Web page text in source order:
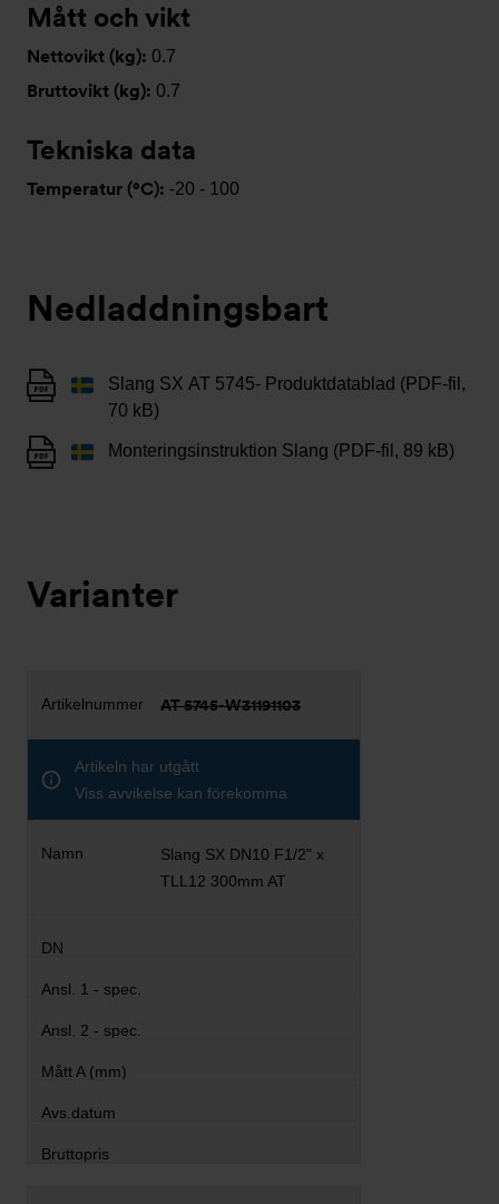
Mått och vikt
Nettovikt (kg): 0.7
Bruttovikt (kg): 0.7
Tekniska data
Temperatur (°C): -20 - 100
Nedladdningsbart
Slang SX AT 5745- Produktdatablad (PDF-fil,
70 kB)
Monteringsinstruktion Slang (PDF-fil, 89 kB)
Varianter
AT 5745-W31191103
Artikeln har utgått
Viss avvikelse kan förekomma
Slang SX DN10 F1/2" x
TLL12 300mm AT